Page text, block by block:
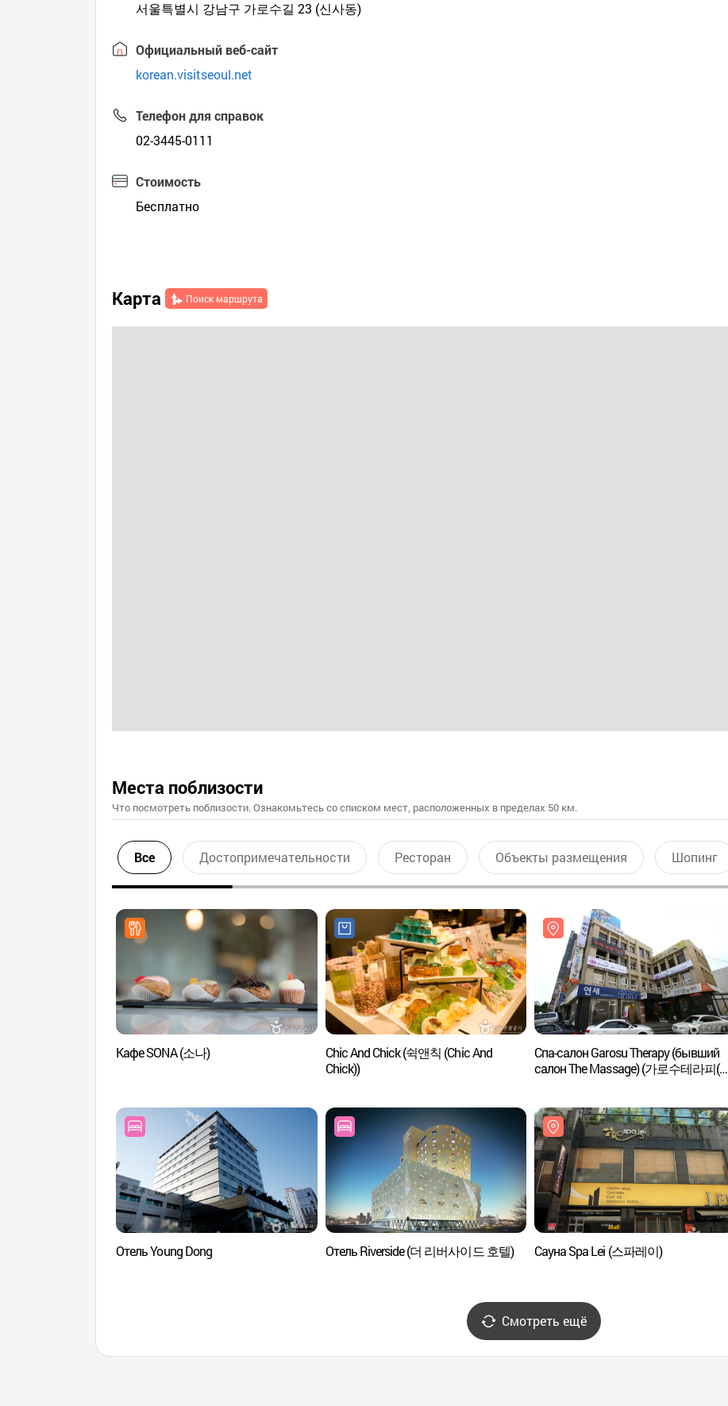
서울특별시 강남구 가로수길 23 (신사동)
Официальный веб-сайт
korean.visitseoul.net
Телефон для справок
02-3445-0111
Стоимость
Бесплатно
Карта Поиск маршрута
Места поблизости
Что посмотреть поблизости. Ознакомьтесь со списком мест, расположенных в пределах 50 км.
Все Достопримечательности Ресторан Объекты размещения Шопинг
Кафе SONA (소나)
Chic And Chick (쉭앤칙 (Chic And
Chick))
Спа-салон Garosu Therapy (бывший
салон The Massage) (가로수테라피(구,
Отель Young Dong Отель Riverside (더 리버사이드 호텔) Сауна Spa Lei (스파레이)
Смотреть ещё